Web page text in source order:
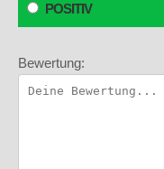
POSITIV
Bewertung: